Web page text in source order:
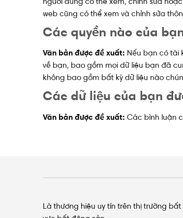
người dùng có thể xem, chỉnh sửa
web cũng có thể xem và chỉnh sửa
Các quyền nào của
Văn bản được đề xuất: Nếu bạn có tài
về bạn, bao gồm mọi dữ liệu bạn đã
không bao gồm bất kỳ dữ liệu nào
Các dữ liệu của bạn
Văn bản được đề xuất: Các bình luận
Là thương hiệu uy tín trên thị trường